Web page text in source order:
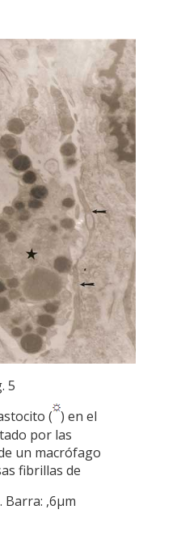
5
( ) en el
por las
un macrófago
fibrillas de
Barra: ,6µm